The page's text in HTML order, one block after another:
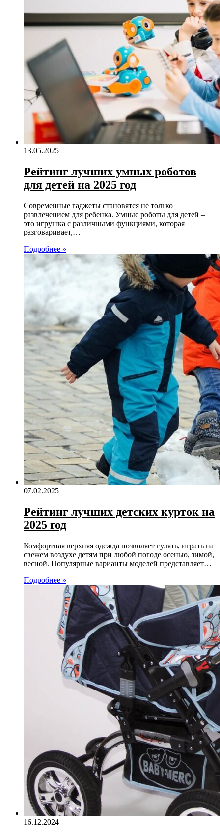
13.05.2025
Рейтинг лучших умных роботов
для детей на 2025 год
Современные гаджеты становятся не только
развлечением для ребенка. Умные роботы для детей –
это игрушка с различными функциями, которая
разговаривает,…
Подробнее »
07.02.2025
Рейтинг лучших детских курток на
2025 год
Комфортная верхняя одежда позволяет гулять, играть на
свежем воздухе детям при любой погоде осенью, зимой,
весной. Популярные варианты моделей представляет…
Подробнее »
16.12.2024